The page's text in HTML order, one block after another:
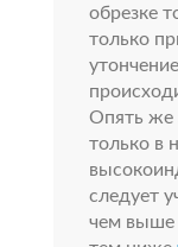
обрезке
только
Опять же
только в
следует
чем выше